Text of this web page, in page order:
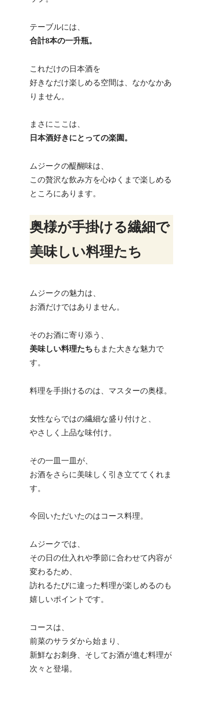
テーブルには、
合計8本の一升瓶。
これだけの日本酒を
好きなだけ楽しめる空間は、なかなかあ
りません。
まさにここは、
日本酒好きにとっての楽園。
ムジークの醍醐味は、
この贅沢な飲み方を心ゆくまで楽しめる
ところにあります。
奥様が手掛ける繊細で
美味しい料理たち
ムジークの魅力は、
お酒だけではありません。
そのお酒に寄り添う、
美味しい料理たち もまた大きな魅力で
す。
料理を手掛けるのは、マスターの奥様。
女性ならではの繊細な盛り付けと、
やさしく上品な味付け。
その一皿一皿が、
お酒をさらに美味しく引き立ててくれま
す。
今回いただいたのはコース料理。
ムジークでは、
その日の仕入れや季節に合わせて内容が
変わるため、
訪れるたびに違った料理が楽しめるのも
嬉しいポイントです。
コースは、
前菜のサラダから始まり、
新鮮なお刺身、そしてお酒が進む料理が
次々と登場。